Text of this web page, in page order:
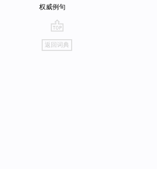
权威例句
go
top
返回词典